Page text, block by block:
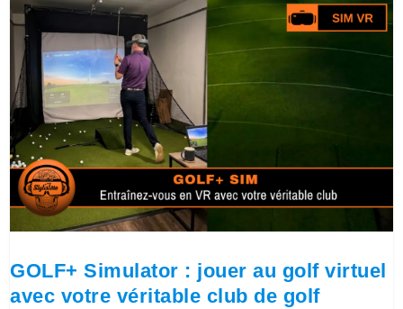
GOLF+ Simulator : jouer au golf virtuel
avec votre véritable club de golf